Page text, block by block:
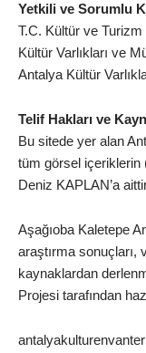
Yetkili ve Sorumlu
T.C. Kültür ve Turizm
Kültür Varlıkları ve
Antalya Kültür
Telif Hakları ve
Bu sitede yer alan
tüm görsel içeriklerin
Deniz KAPLAN’a
Aşağıoba Kaletepe
araştırma sonuçları,
kaynaklardan
Projesi tarafından